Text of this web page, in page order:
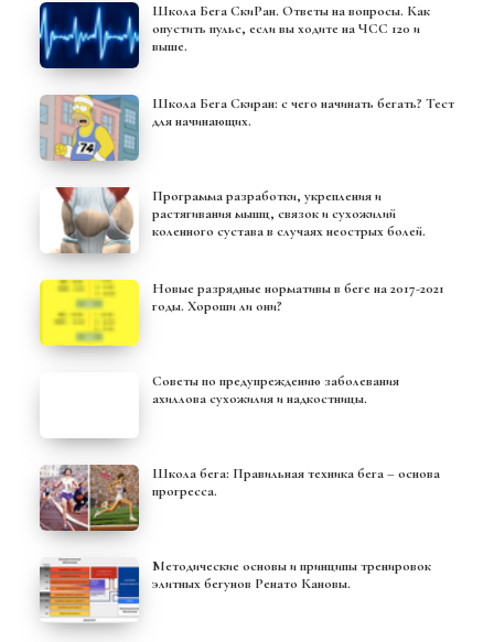
Школа Бега СкиРан. Ответы на вопросы. Как
опустить пульс, если вы ходите на ЧСС 120 и
выше.
Школа Бега Скиран: с чего начинать бегать? Тест
для начинающих.
Программа разработки, укрепления и
растягивания мышц, связок и сухожилий
коленного сустава в случаях неострых болей.
Новые разрядные нормативы в беге на 2017-2021
годы. Хороши ли они?
Советы по предупреждению заболевания
ахиллова сухожилия и надкостницы.
Школа бега: Правильная техника бега – основа
прогресса.
Методические основы и принципы тренировок
элитных бегунов Ренато Кановы.